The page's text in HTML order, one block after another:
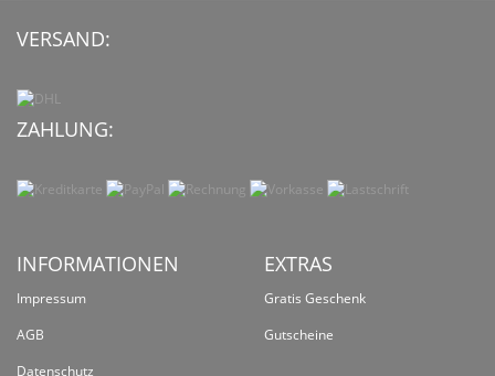
VERSAND:
ZAHLUNG:
INFORMATIONEN
Impressum
AGB
Datenschutz
EXTRAS
Gratis Geschenk
Gutscheine